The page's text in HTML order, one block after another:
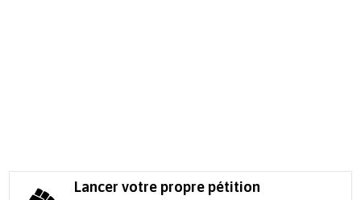
Lancer votre propre pétition